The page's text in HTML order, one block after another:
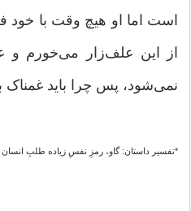
است اما او هیچ وقت با خود
از این علف‌‌زار می‌خورم
نمی‌شود، پس چرا باید غمناک
*تفسیر داستان: گاو، رمزِ نفسِ زیاده طلبِ